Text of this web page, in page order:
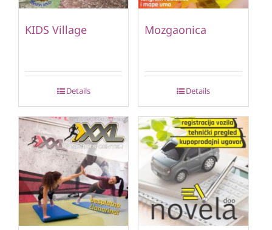
KIDS Village
Details
Mozgaonica
Details